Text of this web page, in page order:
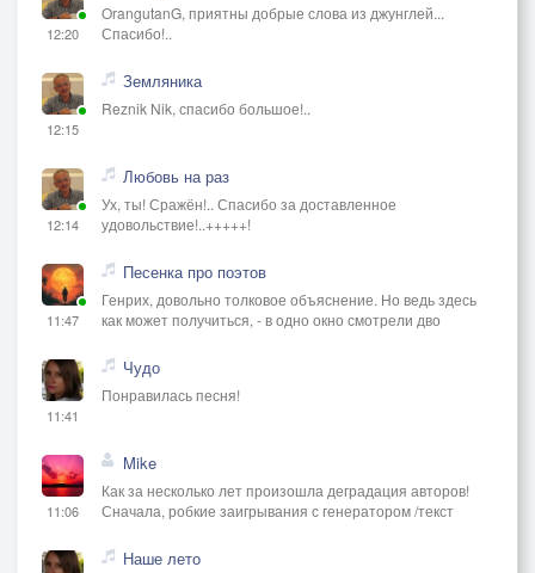
12:20
OrangutanG, приятны добрые слова из джунглей...
Спасибо!..
12:15
Земляника
Reznik Nik, спасибо большое!..
12:14
Любовь на раз
Ух, ты! Сражён!.. Спасибо за доставленное
удовольствие!..+++++!
11:47
Песенка про поэтов
Генрих, довольно толковое объяснение. Но ведь здесь
как может получиться, - в одно окно смотрели дво
11:41
Чудо
Понравилась песня!
11:06
Mike
Как за несколько лет произошла деградация авторов!
Сначала, робкие заигрывания с генератором /текст
Наше лето